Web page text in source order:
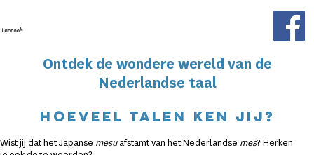
Ontdek de wondere wereld van de
Nederlandse taal
Hoeveel talen ken jij?
Wist jij dat het Japanse mesuafstamt van het Nederlandse mes? Herken